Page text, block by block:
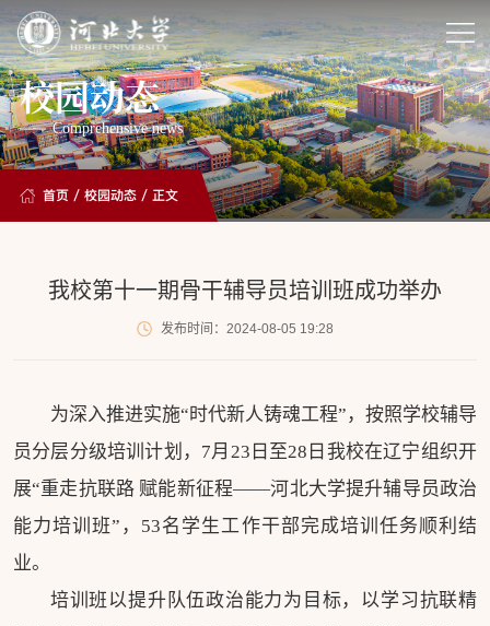
校园动态
Comprehensive news
首页 /校园动态 / 正文
我校第十一期骨干辅导员培训班成功举办
发布时间：2024-08-05 19:28
为深入推进实施“时代新人铸魂工程”，按照学校辅导
员分层分级培训计划，7月23日至28日我校在辽宁组织开
展“重走抗联路 赋能新征程——河北大学提升辅导员政治
能力培训班”，53名学生工作干部完成培训任务顺利结
业。
培训班以提升队伍政治能力为目标，以学习抗联精